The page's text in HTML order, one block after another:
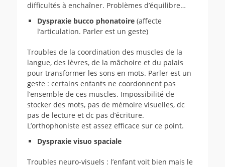
difficultés à enchaîner. Problèmes d’équilibre…
Dyspraxie bucco phonatoire (affecte
l’articulation. Parler est un geste)
Troubles de la coordination des muscles de la
langue, des lèvres, de la mâchoire et du palais
pour transformer les sons en mots. Parler est un
geste : certains enfants ne coordonnent pas
l’ensemble de ces muscles. Impossibilité de
stocker des mots, pas de mémoire visuelles, dc
pas de lecture et dc pas d’écriture.
L’orthophoniste est assez efficace sur ce point.
Dyspraxie visuo spaciale
Troubles neuro-visuels : l’enfant voit bien mais le